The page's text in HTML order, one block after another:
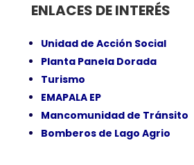
ENLACES DE INTERÉS
Unidad de Acción Social
Planta Panela Dorada
Turismo
EMAPALA EP
Mancomunidad de Tránsito
Bomberos de Lago Agrio